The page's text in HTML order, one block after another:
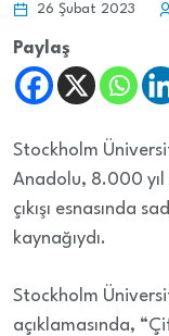
26 Şubat 2023
Paylaş
Stockholm
Anadolu, 8.000
çıkışı esnasında
kaynağıydı.
Stockholm
açıklamasında,